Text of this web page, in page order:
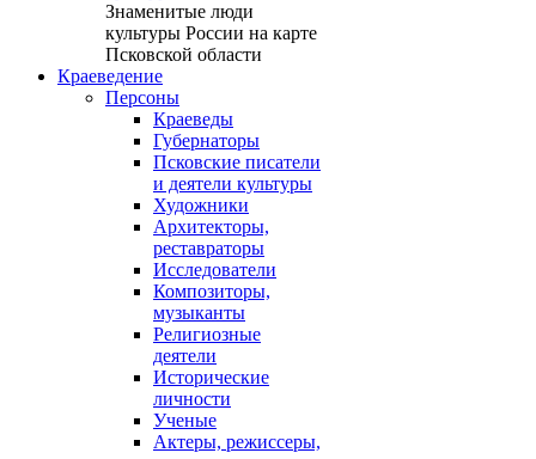
Знаменитые люди
культуры России на карте
Псковской области
Краеведение
Персоны
Краеведы
Губернаторы
Псковские писатели
и деятели культуры
Художники
Архитекторы,
реставраторы
Исследователи
Композиторы,
музыканты
Религиозные
деятели
Исторические
личности
Ученые
Актеры, режиссеры,